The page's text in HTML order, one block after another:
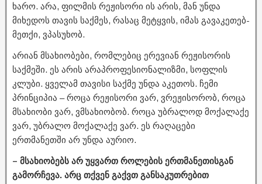
ხარო. არა, ფილმის რეჟისორი ის არის, მან უნდა
მიხედოს თავის საქმეს, რასაც მეტყვის, იმას გავაკეთებ-
მეთქი, ვპასუხობ.
არიან მსახიობები, რომლებიც ერევიან რეჟისორის
საქმეში. ეს არის არაპროფესიონალიზმი, სოფლის
კლუბი. ყველამ თავისი საქმე უნდა აკეთოს. ჩემი
პრინციპია – როცა რეჟისორი ვარ, ვრეჟისორობ, როცა
მსახიობი ვარ, ვმსახიობობ. როცა უბრალოდ მოქალაქე
ვარ, უბრალო მოქალაქე ვარ. ეს რაღაცები
ერთმანეთში არ უნდა აურიო.
– მსახიობებს არ უყვართ როლების ერთმანეთისგან
გამორჩევა. არც თქვენ გაქვთ განსაკუთრებით